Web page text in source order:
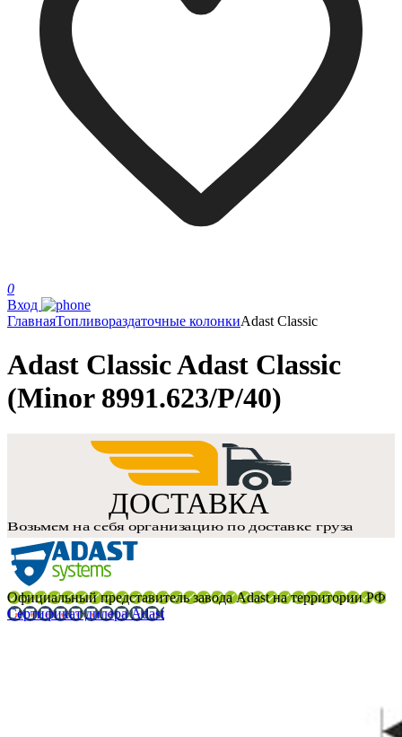
0
Вход
ГлавнаяТопливораздаточные колонкиAdast Classic
Adast Classic Adast Classic
(Minor 8991.623/P/40)
Официальный представитель завода Adast на территории РФ
Сертификат дилера Adast